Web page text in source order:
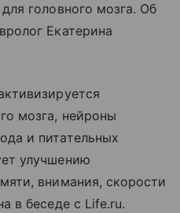
головного мозга. Об
Екатерина
мозга, нейроны
и питательных
улучшению
внимания, скорости
в беседе с Life.ru.